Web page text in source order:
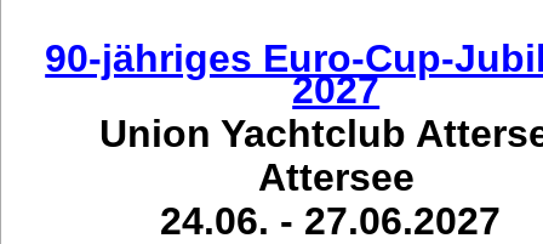
90-jähriges Euro-Cup-
2027
Union Yachtclub
Attersee
24.06. - 27.06.2027